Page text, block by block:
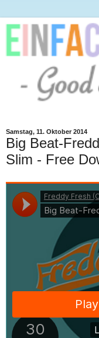
Samstag, 11. Oktober 2014
Big Beat-
Slim - Free